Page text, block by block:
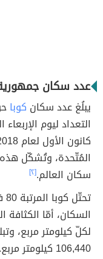
عدد سكان
يبلُغ عدد سكان كوبا
التعداد ليوم
سكان العالم.[٢]
لكلّ كيلومتر مربع،
106,440 كيلومتر مربع.